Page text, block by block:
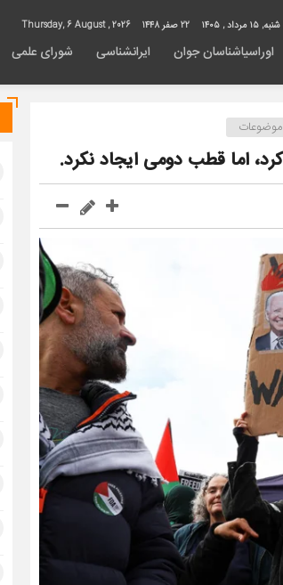
مرداد , ۱۴۰۵ 22 صفر 1448
اوراسیاشناسان جوان ایرانشناسی شورای علمی
موضوعات
اما قطب دومی ایجاد نکرد.